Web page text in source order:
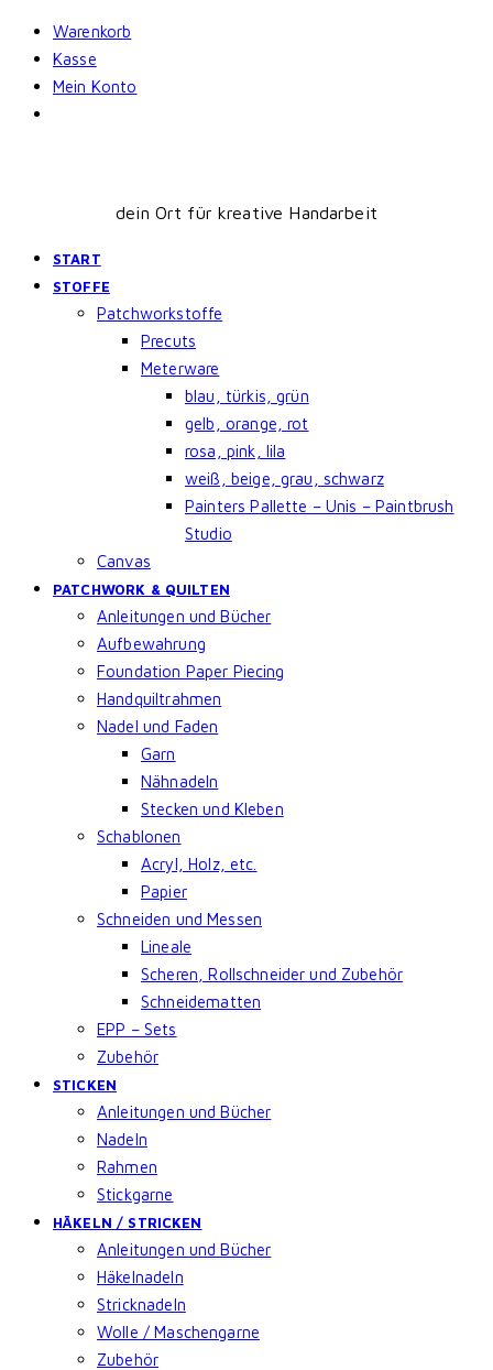
Skip
content
Warenkorb
Kasse
Mein Konto
dein Ort für kreative Handarbeit
START
STOFFE
Patchworkstoffe
Precuts
Meterware
blau, türkis, grün
gelb, orange, rot
rosa, pink, lila
weiß, beige, grau, schwarz
Painters Pallette – Unis – Paintbrush
Studio
Canvas
PATCHWORK & QUILTEN
Anleitungen und Bücher
Aufbewahrung
Foundation Paper Piecing
Handquiltrahmen
Nadel und Faden
Garn
Nähnadeln
Stecken und Kleben
Schablonen
Acryl, Holz, etc.
Papier
Schneiden und Messen
Lineale
Scheren, Rollschneider und Zubehör
Schneidematten
EPP – Sets
Zubehör
STICKEN
Anleitungen und Bücher
Nadeln
Rahmen
Stickgarne
HÄKELN / STRICKEN
Anleitungen und Bücher
Häkelnadeln
Stricknadeln
Wolle / Maschengarne
Zubehör